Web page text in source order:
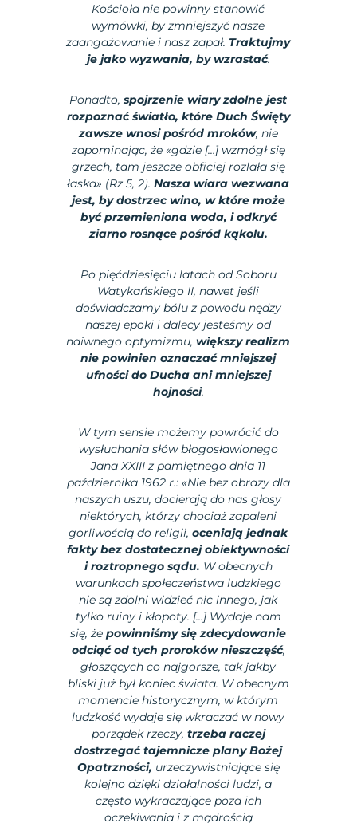
Kościoła nie powinny stanowić
wymówki, by zmniejszyć nasze
zaangażowanie i nasz zapał. Traktujmy
je jako wyzwania, by wzrastać.
Ponadto,spojrzenie wiary zdolne jest
rozpoznać światło, które Duch Święty
zawsze wnosi pośród mroków, nie
zapominając, że «gdzie […] wzmógł się
grzech, tam jeszcze obficiej rozlała się
łaska» (Rz 5, 2).Nasza wiara wezwana
jest, by dostrzec wino, w które może
być przemieniona woda, i odkryć
ziarno rosnące pośród kąkolu.
Po pięćdziesięciu latach od Soboru
Watykańskiego II, nawet jeśli
doświadczamy bólu z powodu nędzy
naszej epoki i dalecy jesteśmy od
naiwnego optymizmu,większy realizm
nie powinien oznaczać mniejszej
ufności do Ducha ani mniejszej
hojności.
W tym sensie możemy powrócić do
wysłuchania słów błogosławionego
Jana XXIII z pamiętnego dnia 11
października 1962 r.: «Nie bez obrazy dla
naszych uszu, docierają do nas głosy
niektórych, którzy chociaż zapaleni
gorliwością do religii,oceniają jednak
fakty bez dostatecznej obiektywności
i roztropnego sądu. W obecnych
warunkach społeczeństwa ludzkiego
nie są zdolni widzieć nic innego, jak
tylko ruiny i kłopoty. […] Wydaje nam
się, żepowinniśmy się zdecydowanie
odciąć od tych proroków nieszczęść,
głoszących co najgorsze, tak jakby
bliski już był koniec świata. W obecnym
momencie historycznym, w którym
ludzkość wydaje się wkraczać w nowy
porządek rzeczy, trzeba raczej
dostrzegać tajemnicze plany Bożej
Opatrzności, urzeczywistniające się
kolejno dzięki działalności ludzi, a
często wykraczające poza ich
oczekiwania i z mądrością